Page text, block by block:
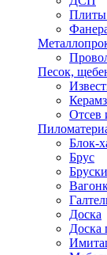
Плиты
Песок,
Отсев
Блок-
Брус
Бруски
Доска
Доска